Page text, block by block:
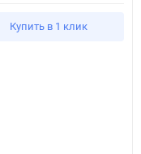
Купить в 1 клик